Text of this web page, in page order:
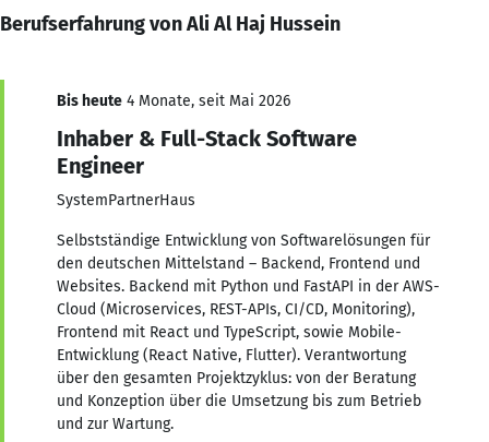
Berufserfahrung von Ali Al Haj Hussein
Bis heute 4 Monate, seit Mai 2026
Inhaber & Full-Stack Software
Engineer
SystemPartnerHaus
Selbstständige Entwicklung von Softwarelösungen für
den deutschen Mittelstand – Backend, Frontend und
Websites. Backend mit Python und FastAPI in der AWS-
Cloud (Microservices, REST-APIs, CI/CD, Monitoring),
Frontend mit React und TypeScript, sowie Mobile-
Entwicklung (React Native, Flutter). Verantwortung
über den gesamten Projektzyklus: von der Beratung
und Konzeption über die Umsetzung bis zum Betrieb
und zur Wartung.